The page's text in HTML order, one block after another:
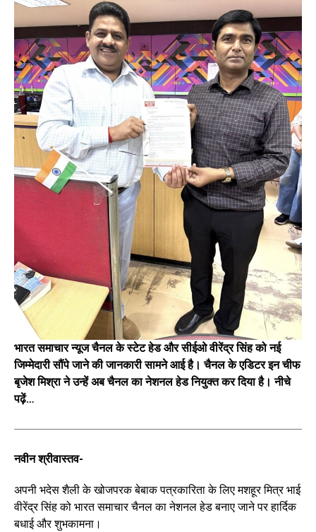
भारत समाचार न्यूज चैनल के स्टेट हेड और सीईओ वीरेंद्र सिंह को नई
जिम्मेदारी सौंपे जाने की जानकारी सामने आई है। चैनल के एडिटर इन चीफ
बृजेश मिश्रा ने उन्हें अब चैनल का नेशनल हेड नियुक्त कर दिया है। नीचे
पढ़ें…
नवीन श्रीवास्तव-
अपनी भदेस शैली के खोजपरक बेबाक पत्रकारिता के लिए मशहूर मित्र भाई
वीरेंद्र सिंह को भारत समाचार चैनल का नेशनल हेड बनाए जाने पर हार्दिक
बधाई और शुभकामना।